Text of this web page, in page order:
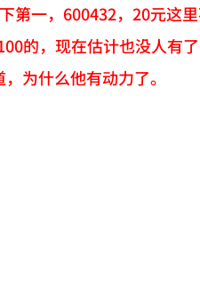
第一，600432，20元这
的，现在估计也没人有
为什么他有动力了。